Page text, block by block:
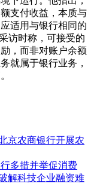
支付收益，本质与
适用与银行相同的
访时称，可接受的
，而非对账户余额
就属于银行业务，
京农商银行开展农
多措并举促消费
解科技企业融资难